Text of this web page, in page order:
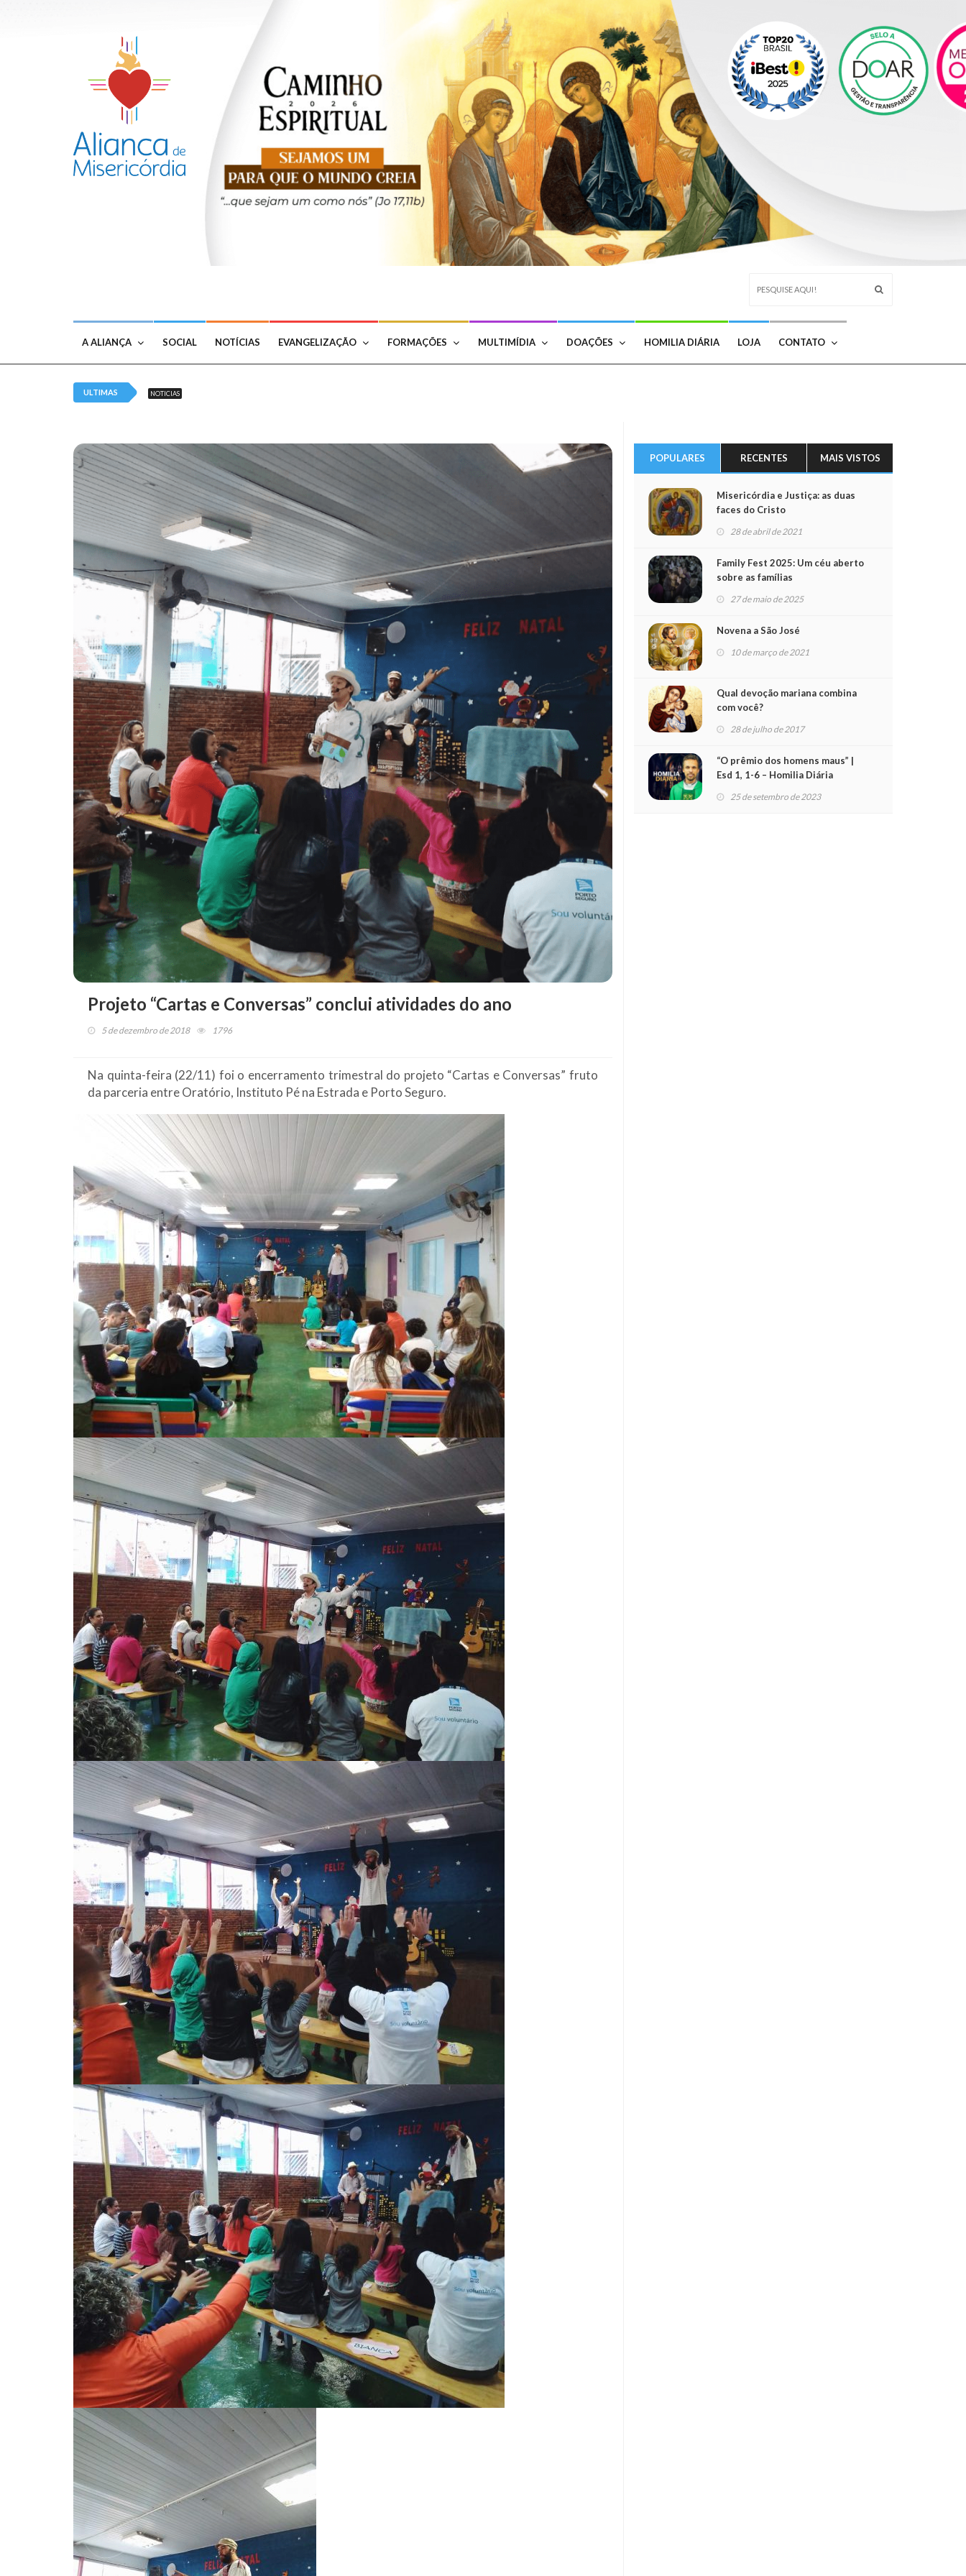
A ALIANÇA SOCIAL NOTÍCIAS EVANGELIZAÇÃO FORMAÇÕES MULTIMÍDIA DOAÇÕES HOMILIA DIÁRIA LOJA CONTATO
ULTIMAS NOTICIAS
Projeto “Cartas e Conversas” conclui atividades do ano
5 de dezembro de 2018 1796
Na quinta-feira (22/11) foi o encerramento trimestral do projeto “Cartas e Conversas” fruto
da parceria entre Oratório, Instituto Pé na Estrada e Porto Seguro.
POPULARES RECENTES MAIS VISTOS
Misericórdia e Justiça: as duas
faces do Cristo
28 de abril de 2021
Family Fest 2025: Um céu aberto
sobre as famílias
27 de maio de 2025
Novena a São José
10 de março de 2021
Qual devoção mariana combina
com você?
28 de julho de 2017
“O prêmio dos homens maus” |
Esd 1, 1-6 – Homilia Diária
25 de setembro de 2023